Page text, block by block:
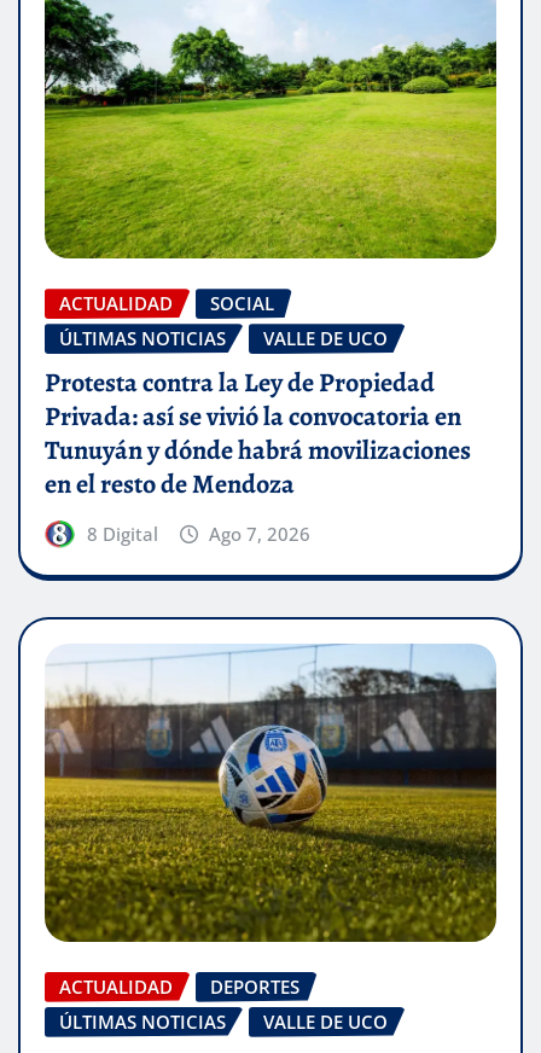
ACTUALIDAD
SOCIAL
ÚLTIMAS NOTICIAS
VALLE DE UCO
Protesta contra la Ley de Propiedad
Privada: así se vivió la convocatoria en
Tunuyán y dónde habrá movilizaciones
en el resto de Mendoza
8 Digital Ago 7, 2026
ACTUALIDAD
DEPORTES
ÚLTIMAS NOTICIAS
VALLE DE UCO